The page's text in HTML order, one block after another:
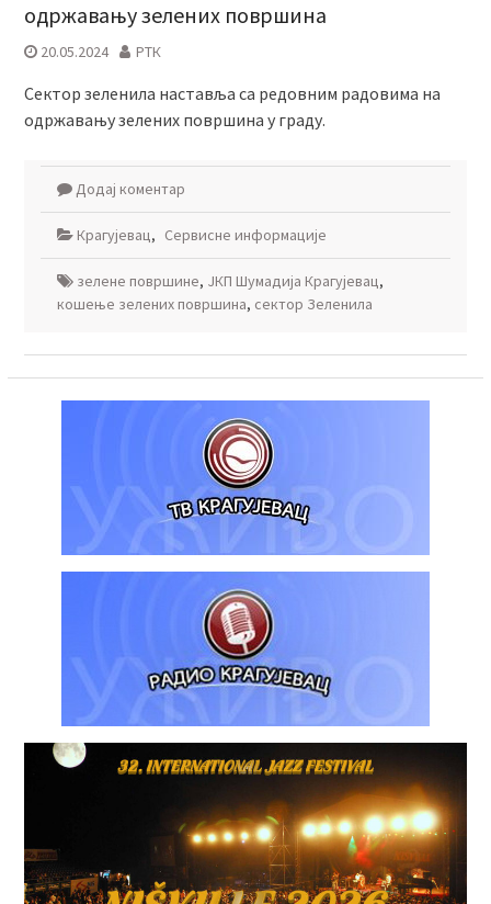
одржавању зелених површина
20.05.2024 РТК
Сектор зеленила наставља са редовним радовима на
одржавању зелених површина у граду.
Додај коментар
Крагујевац, Сервисне информације
зелене површине, ЈКП Шумадија Крагујевац,
кошење зелених површина, сектор Зеленила